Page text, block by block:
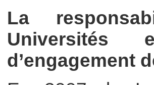
La
d’engagement